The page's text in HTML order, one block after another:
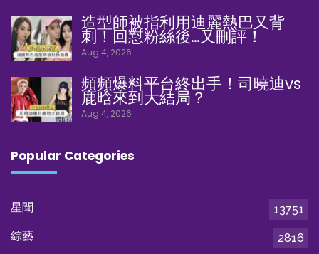
造型師被指利用迪麗熱巴又背
刺！回懟粉絲後…又刪評！
Aug 4, 2026
頻頻爆料平台終出手！司曉迪vs
鹿晗來到大結局？
Aug 4, 2026
Popular Categories
星聞
13751
綜藝
2816